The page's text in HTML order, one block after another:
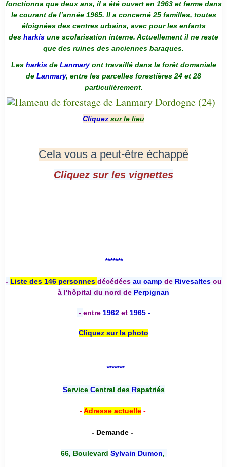
fonctionna que deux ans, il a été ouvert en 1963 et ferme dans
le courant de l’année 1965. Il a concerné 25 familles, toutes
éloignées des centres urbains, avec pour les enfants
des harkis une scolarisation interne. Actuellement il ne reste
que des ruines des anciennes baraques.
Les harkis de Lanmaryont travaillé dans la forêt domaniale
de Lanmary, entre les parcelles forestières 24 et 28
particulièrement.
Cliquez sur le lieu
Cela vous a peut-être échappé
Cliquez sur les vignettes
*******
- Liste des 146 personnes décédées au camp deRivesaltesou
à l'hôpital du nord de Perpignan
- entre 1962 et 1965 -
Cliquez sur la photo
*******
Service Central desRapatriés
-Adresse actuelle-
- Demande -
66, Boulevard Sylvain Dumon,